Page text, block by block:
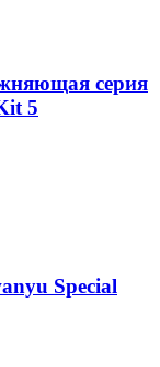
серия
5
Special